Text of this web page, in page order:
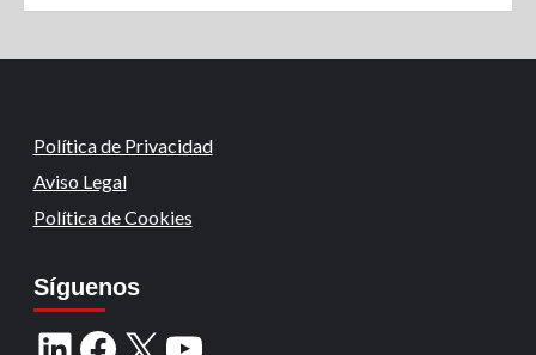
Política de Privacidad
Aviso Legal
Política de Cookies
Síguenos